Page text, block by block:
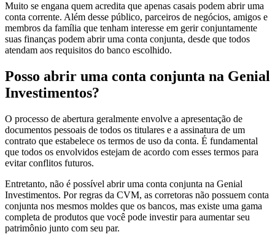
Muito se engana quem acredita que apenas casais podem abrir uma
conta corrente. Além desse público, parceiros de negócios, amigos e
membros da família que tenham interesse em gerir conjuntamente
suas finanças podem abrir uma conta conjunta, desde que todos
atendam aos requisitos do banco escolhido.
Posso abrir uma conta conjunta na Genial
Investimentos?
O processo de abertura geralmente envolve a apresentação de
documentos pessoais de todos os titulares e a assinatura de um
contrato que estabelece os termos de uso da conta. É fundamental
que todos os envolvidos estejam de acordo com esses termos para
evitar conflitos futuros.
Entretanto, não é possível abrir uma conta conjunta na Genial
Investimentos. Por regras da CVM, as corretoras não possuem conta
conjunta nos mesmos moldes que os bancos, mas existe uma gama
completa de produtos que você pode investir para aumentar seu
patrimônio junto com seu par.